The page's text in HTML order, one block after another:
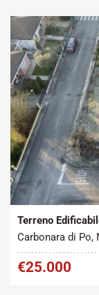
Tipo contratto:
Vendita
Terreno
Carbonara di Po,
€25.000